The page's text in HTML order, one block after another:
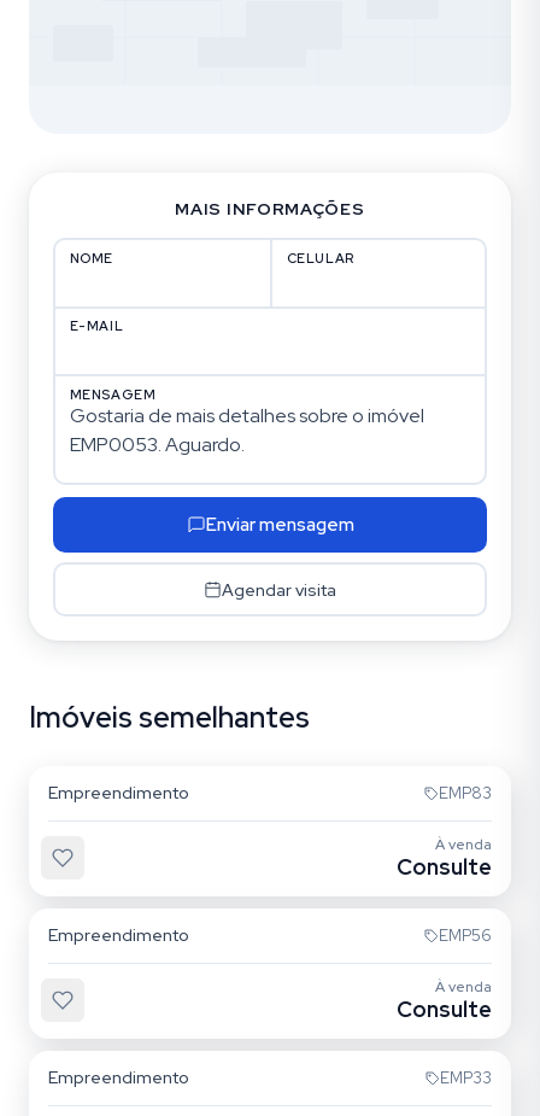
MAIS INFORMAÇÕES
NOME CELULAR
E-MAIL
MENSAGEM
Enviar mensagem
Agendar visita
Imóveis semelhantes
Tatuapé
Empreendimento EMP83
À venda
Consulte
Empreendimento EMP56
À venda
Consulte
Empreendimento EMP33